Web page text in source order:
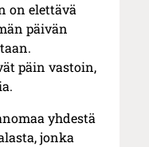
on elettävä
päivän
päin vastoin,
yhdestä
jonka